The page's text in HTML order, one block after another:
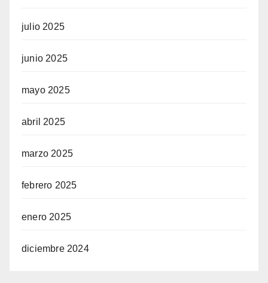
julio 2025
junio 2025
mayo 2025
abril 2025
marzo 2025
febrero 2025
enero 2025
diciembre 2024